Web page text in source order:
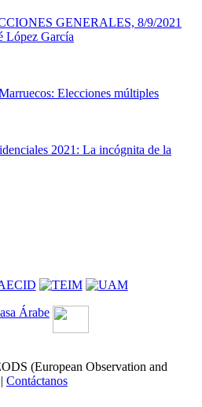
GENERALES, 8/9/2021
López García
Elecciones múltiples
2021: La incógnita de la
(European Observation and
Contáctanos